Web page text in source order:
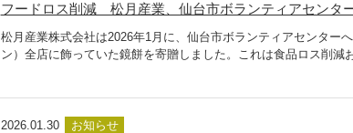
フードロス削減 松月産業、仙台市ボランティアセンタ
松月産業株式会社は2026年1月に、仙台市ボランティアセンター
ン）全店に飾っていた鏡餅を寄贈しました。これは食品ロス削減
2026.01.30 お知らせ